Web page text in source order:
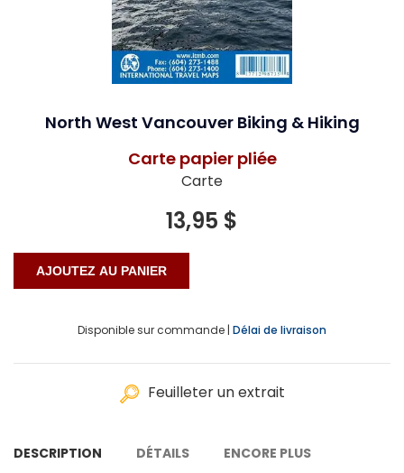
North West Vancouver Biking & Hiking
Carte papier pliée
Carte
13,95 $
Disponible sur commande | Délai de livraison
Feuilleter un extrait
DESCRIPTION DÉTAILS ENCORE PLUS